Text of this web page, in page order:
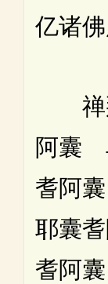
亿诸佛
禅
阿囊
耆阿
耶囊
耆阿